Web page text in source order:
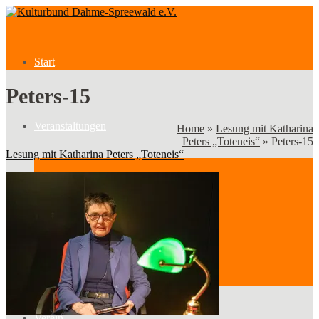
Start
Veranstaltungen
Kategorien
Peters-15
Home » Lesung mit Katharina
Peters „Toteneis“ » Peters-15
Lesung mit Katharina Peters „Toteneis“